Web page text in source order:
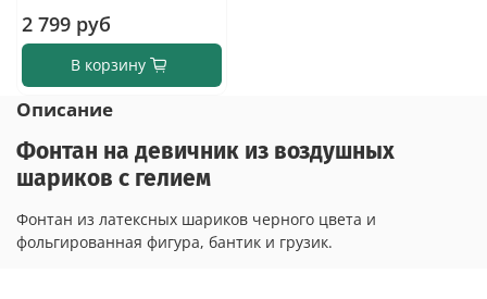
2 799 руб
В корзину
Описание
Фонтан на девичник из воздушных
шариков с гелием
Фонтан из латексных шариков черного цвета и
фольгированная фигура, бантик и грузик.